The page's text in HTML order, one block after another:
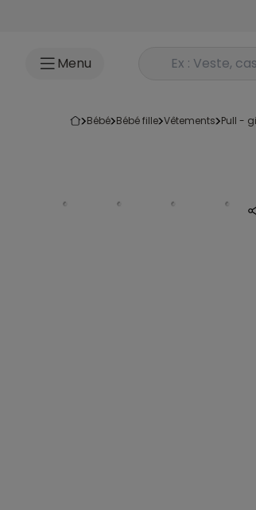
Menu Rechercher un
bébé bébé fille vêtements pull -